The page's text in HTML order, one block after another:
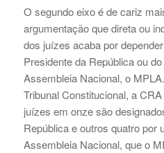
O segundo eixo é de cariz
argumentação que direta ou
dos juízes acaba por
Presidente da República ou
Assembleia Nacional, o
Tribunal Constitucional, a
juízes em onze são
República e outros quatro por
Assembleia Nacional, que o